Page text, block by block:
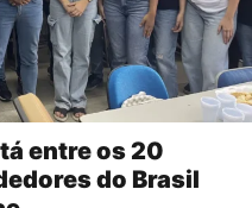
entre os 20
do Brasil